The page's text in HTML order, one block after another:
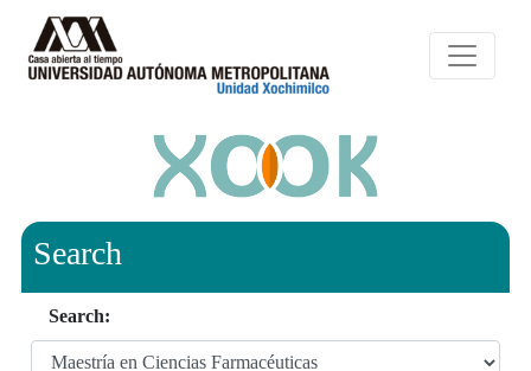
Search
Search: